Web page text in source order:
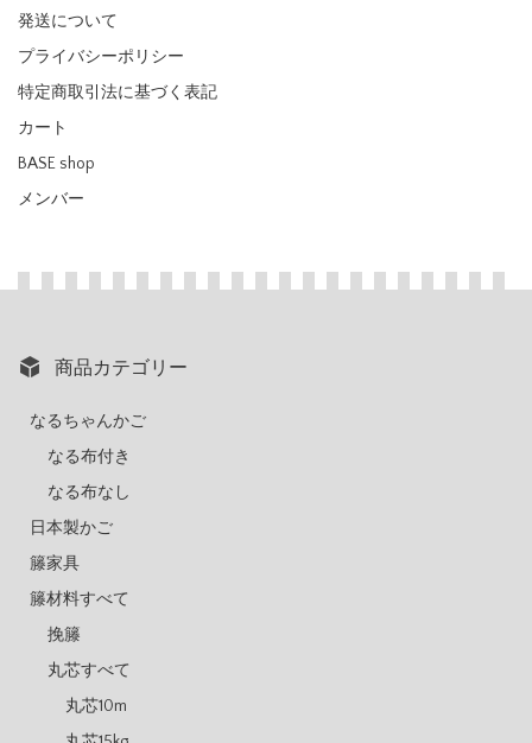
発送について
プライバシーポリシー
特定商取引法に基づく表記
カート
BASE shop
メンバー
商品カテゴリー
なるちゃんかご
なる布付き
なる布なし
日本製かご
籐家具
籐材料すべて
挽籐
丸芯すべて
丸芯10m